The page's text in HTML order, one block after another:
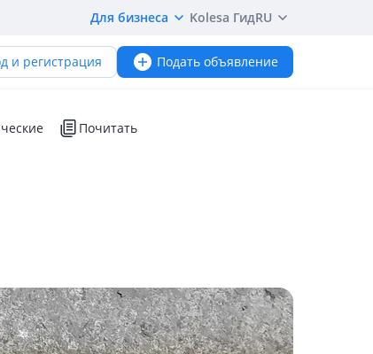
Для бизнеса Kolesa ГидRU
и регистрация Подать объявление
Почитать